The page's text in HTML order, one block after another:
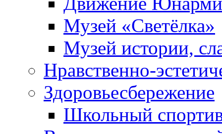
Музей «Светёлка»
Музей истории,
Нравственно-
Здоровьесбережение
Школьный